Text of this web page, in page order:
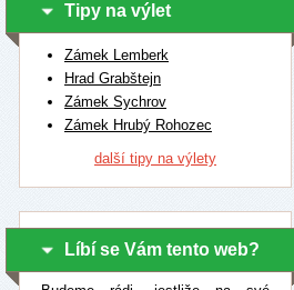
Tipy na výlet
Zámek Lemberk
Hrad Grabštejn
Zámek Sychrov
Zámek Hrubý Rohozec
další tipy na výlety
Líbí se Vám tento web?